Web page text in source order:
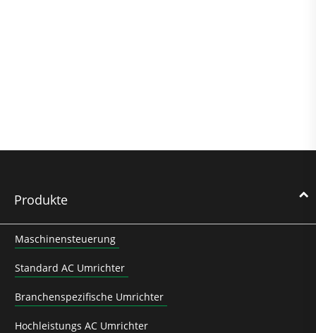
Produkte
Maschinensteuerung
Standard AC Umrichter
Branchenspezifische Umrichter
Hochleistungs AC Umrichter